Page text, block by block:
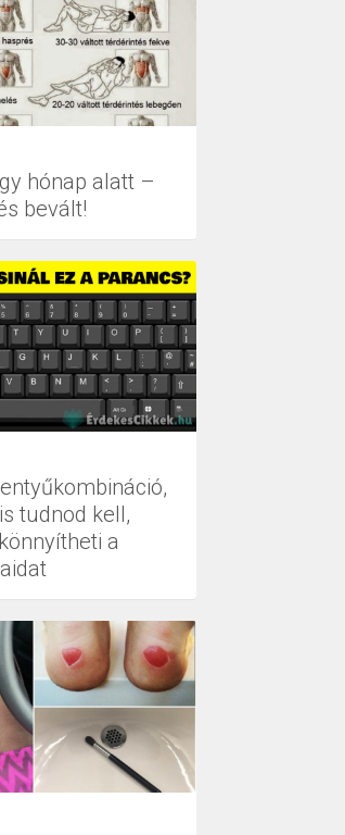
hónap alatt –
bevált!
tudnod kell,
a